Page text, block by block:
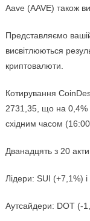
Aave (AAVE) також
Представляємо
висвітлюються
криптовалюти.
Котирування
2731,35, що на 0,4%
східним часом
Дванадцять з 20
Лідери: SUI (+7,1%)
Аутсайдери: DOT (-